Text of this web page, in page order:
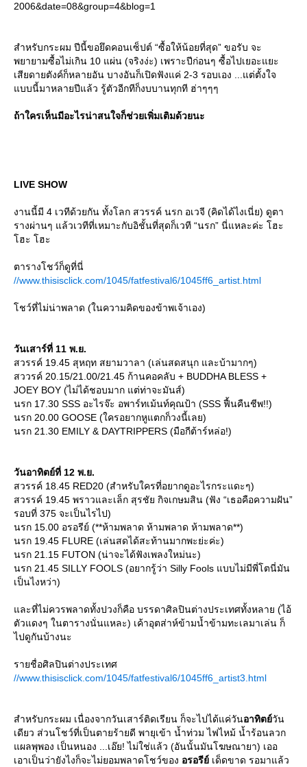
2006&date=08&group=4&blog=1
สำหรับกระผม ปีนี้ขอยึดคอนเซ็ปต์ “ซื้อให้น้อยที่สุด” ขอรับ จะ
พยายามซื้อไม่เกิน 10 แผ่น (จริงง่ะ) เพราะปีก่อนๆ ซื้อไปเยอะแยะ
เสียดายตังค์ก็หลายอัน บางอันก็เปิดฟังแค่ 2-3 รอบเอง ...แต่ตั้งใจ
บบนี้มาหลายปีแล้ว รู้ตัวอีกทีก็งบบานทุกที ฮ่าๆๆๆ
ถ้าใครเห็นมีอะไรน่าสนใจก็ช่วยเพิ่มเติมด้วยนะ
LIVE SHOW
งานนี้มี 4 เวทีด้วยกัน ทั้งโลก สวรรค์ นรก อเวจี (คิดได้ไงเนี่ย) ดูตา
รางผ่านๆ แล้วเวทีที่เหมาะกับอิชั้นที่สุดก็เวที “นรก” นี่แหละค่ะ โฮะ
ฮะ โฮะ
ตารางโชว์ก็ดูที่นี่
//www.thisisclick.com/1045/fatfestival6/1045ff6_artist.html
ชว์ที่ไม่น่าพลาด (ในความคิดของข้าพเจ้าเอง)
วันเสาร์ที่ 11 พ.ย.
สวรรค์ 19.45 สุหฤท สยามวาลา (เล่นสดสนุก และบ้ามากๆ)
สววรค์ 20.15/21.00/21.45 ก้านคอคลับ + BUDDHA BLESS +
JOEY BOY (ไม่ได้ชอบมาก แต่ท่าจะมันส์)
นรก 17.30 SSS อะไรจ๊ะ อพาร์ทเม้นท์คุณป้า (SSS ฟื้นคืนชีพ!!)
นรก 20.00 GOOSE (ใครอยากหูแตกก็วงนี้เลย)
นรก 21.30 EMILY & DAYTRIPPERS (มือกีต้าร์หล่อ!)
วันอาทิตย์ที่ 12 พ.ย.
สวรรค์ 18.45 RED20 (สำหรับใครที่อยากดูอะไรกระแดะๆ)
สวรรค์ 19.45 พราวและเล็ก สุรชัย กิจเกษมสิน (ฟัง “เธอคือความฝัน”
รอบที่ 375 จะเป็นไรไป)
นรก 15.00 อรอรีย์ (**ห้ามพลาด ห้ามพลาด ห้ามพลาด**)
นรก 19.45 FLURE (เล่นสดได้สะท้านมากพะย่ะค่ะ)
นรก 21.15 FUTON (น่าจะได้ฟังเพลงใหม่นะ)
นรก 21.45 SILLY FOOLS (อยากรู้ว่า Silly Fools แบบไม่มีพี่โตนี่มัน
เป็นไงหว่า)
ละที่ไม่ควรพลาดทั้งปวงก็คือ บรรดาศิลปินต่างประเทศทั้งหลาย (ไอ้
ตัวแดงๆ ในตารางนั่นแหละ) เค้าอุตส่าห์ข้ามน้ำข้ามทะเลมาเล่น ก็
ไปดูกันบ้างนะ
รายชื่อศิลปินต่างประเทศ
//www.thisisclick.com/1045/fatfestival6/1045ff6_artist3.html
สำหรับกระผม เนื่องจากวันเสาร์ติดเรียน ก็จะไปได้แค่วันอาทิตย์วัน
เดียว ส่วนโชว์ที่เป็นตายร้ายดี พายุเข้า น้ำท่วม ไฟไหม้ น้ำร้อนลวก
ผลพุพอง เป็นหนอง ...เอ๊ย! ไม่ใช่แล้ว (อันนั้นมันโฆษณายา) เออ
เอาเป็นว่ายังไงก็จะไม่ยอมพลาดโชว์ของ อรอรีย์ เด็ดขาด รอมาแล้ว